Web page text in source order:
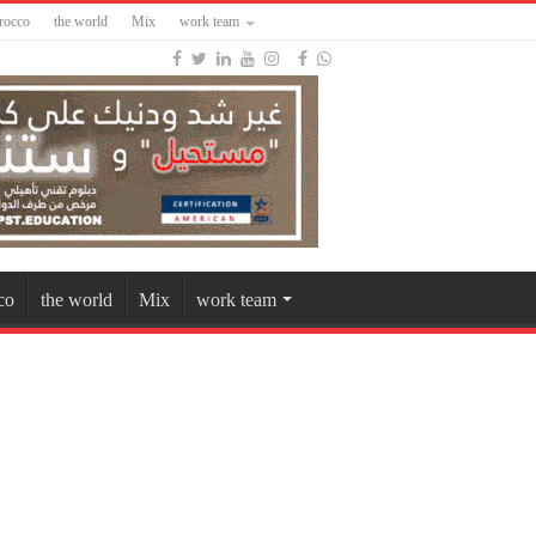
the world Mix work team
the world Mix work team